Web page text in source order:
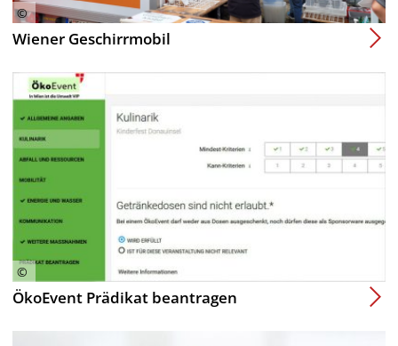
Wiener Geschirrmobil
ÖkoEvent Prädikat beantragen